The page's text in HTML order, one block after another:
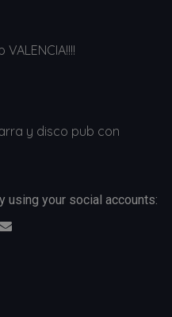
VALENCIA!!!!
y disco pub con
using your social accounts: